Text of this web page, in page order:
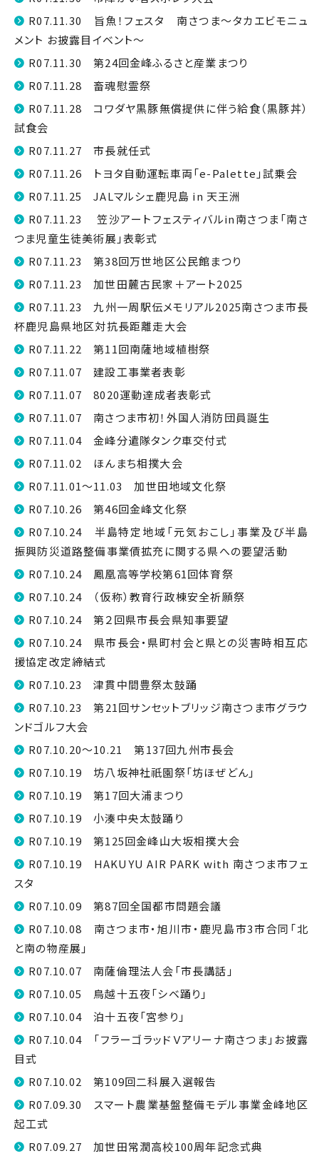
R07.11.30 旨魚！フェスタ 南さつま～タカエビモニュ
メント お披露目イベント～
R07.11.30 第24回金峰ふるさと産業まつり
R07.11.28 畜魂慰霊祭
R07.11.28 コワダヤ黒豚無償提供に伴う給食（黒豚丼）
試食会
R07.11.27 市長就任式
R07.11.26 トヨタ自動運転車両「e-Palette」試乗会
R07.11.25 JALマルシェ鹿児島 in 天王洲
R07.11.23 笠沙アートフェスティバルin南さつま「南さ
つま児童生徒美術展」表彰式
R07.11.23 第38回万世地区公民館まつり
R07.11.23 加世田麓古民家＋アート2025
R07.11.23 九州一周駅伝メモリアル2025南さつま市長
杯鹿児島県地区対抗長距離走大会
R07.11.22 第11回南薩地域植樹祭
R07.11.07 建設工事業者表彰
R07.11.07 8020運動達成者表彰式
R07.11.07 南さつま市初！外国人消防団員誕生
R07.11.04 金峰分遣隊タンク車交付式
R07.11.02 ほんまち相撲大会
R07.11.01～11.03 加世田地域文化祭
R07.10.26 第46回金峰文化祭
R07.10.24 半島特定地域「元気おこし」事業及び半島
振興防災道路整備事業債拡充に関する県への要望活動
R07.10.24 鳳凰高等学校第61回体育祭
R07.10.24 （仮称）教育行政棟安全祈願祭
R07.10.24 第２回県市長会県知事要望
R07.10.24 県市長会・県町村会と県との災害時相互応
援協定改定締結式
R07.10.23 津貫中間豊祭太鼓踊
R07.10.23 第21回サンセットブリッジ南さつま市グラウ
ンドゴルフ大会
R07.10.20～10.21 第137回九州市長会
R07.10.19 坊八坂神社祇園祭「坊ほぜどん」
R07.10.19 第17回大浦まつり
R07.10.19 小湊中央太鼓踊り
R07.10.19 第125回金峰山大坂相撲大会
R07.10.19 HAKUYU AIR PARK with 南さつま市フェ
スタ
R07.10.09 第87回全国都市問題会議
R07.10.08 南さつま市・旭川市・鹿児島市3市合同「北
と南の物産展」
R07.10.07 南薩倫理法人会「市長講話」
R07.10.05 鳥越十五夜「シベ踊り」
R07.10.04 泊十五夜「宮参り」
R07.10.04 「フラーゴラッドＶアリーナ南さつま」お披露
目式
R07.10.02 第109回二科展入選報告
R07.09.30 スマート農業基盤整備モデル事業金峰地区
起工式
R07.09.27 加世田常潤高校100周年記念式典